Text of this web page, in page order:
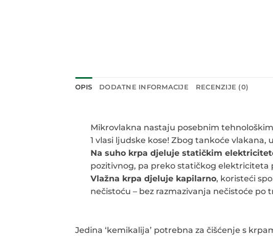
OPIS DODATNE INFORMACIJE RECENZIJE (0)
Mikrovlakna nastaju posebnim
1 vlasi ljudske kose! Zbog tankoće
Na suho krpa djeluje statičkim
pozitivnog, pa preko statičkog elektriciteta
Vlažna krpa djeluje kapilarno, koristeći
nečistoću – bez razmazivanja nečistoće po
Jedina ‘kemikalija’ potrebna za čišćenje s